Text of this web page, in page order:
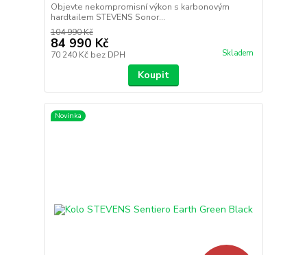
Objevte nekompromisní výkon s karbonovým
hardtailem STEVENS Sonor...
104 990 Kč
84 990 Kč
70 240 Kč bez DPH Skladem
Koupit
Novinka